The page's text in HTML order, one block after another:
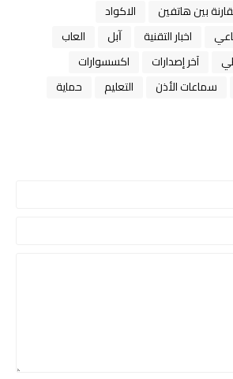
بين هاتفين
الاكواد
اخبار التقنية ﺁﺑﻞ
العاب
آخر إصدارات
اكسسوارات
سماعات الأذن التعليم
حماية